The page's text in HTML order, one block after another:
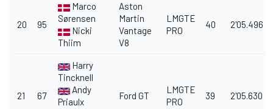
20 95
Marco
Sørensen
Nicki
Thiim
Aston
Martin
Vantage
V8
LMGTE
PRO
40 2'05.496
21 67
Harry
Tincknell
Andy
Priaulx
Ford GT
LMGTE
PRO
39 2'05.630